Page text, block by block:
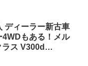
ディーラー新古車
もある！メル
ス V300d